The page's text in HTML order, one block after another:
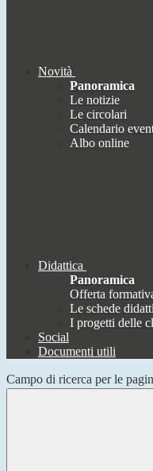
Novità
Panoramica
Le notizie
Le circolari
Calendario
Albo online
Didattica
Panoramica
Offerta
Le schede
I progetti delle
Social
Documenti utili
Campo di ricerca per le